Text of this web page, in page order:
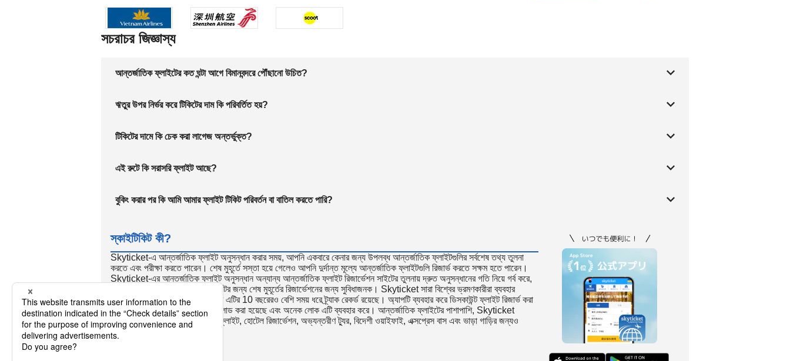
সচরাচর জিজ্ঞাস্য
আন্তর্জাতিক ফ্লাইটের কত ঘন্টা আগে বিমানবন্দরে পৌঁছানো উচিত?
ঋতুর উপর নির্ভর করে টিকিটের দাম কি পরিবর্তিত হয়?
টিকিটের দামে কি চেক করা লাগেজ অন্তর্ভুক্ত?
এই রুটে কি সরাসরি ফ্লাইট আছে?
বুকিং করার পর কি আমি আমার ফ্লাইট টিকিট পরিবর্তন বা বাতিল করতে পারি?
স্কাইটিকিট কী?
Skyticket-এ আন্তর্জাতিক ফ্লাইট অনুসন্ধান করার সময়, আপনি একবারে কেনার জন্য উপলব্ধ আন্তর্জাতিক ফ্লাইটগুলির সর্বশেষ তথ্য তুলনা
করতে এবং পরীক্ষা করতে পারেন। শেষ মুহূর্তে সস্তা হয়ে গেলেও আপনি দুর্দান্ত মূল্যে আন্তর্জাতিক ফ্লাইটগুলি রিজার্ভ করতে সক্ষম হতে পারেন।
Skyticket-এর আন্তর্জাতিক ফ্লাইট অনুসন্ধান অন্যান্য আন্তর্জাতিক ফ্লাইট রিজার্ভেশন সাইটের তুলনায় দ্রুত অনুসন্ধানের গতি নিয়ে গর্ব করে,
তাই Skyticket আন্তর্জাতিক ফ্লাইটের জন্য শেষ মুহূর্তের রিজার্ভেশনের জন্য সুবিধাজনক। Skyticket সারা বিশ্বের ভ্রমণকারীরা ব্যবহার
করেন। ডিসকাউন্ট ফ্লাইট সাইট হিসাবে এটির 10 বছরেরও বেশি সময় ধরে ট্র্যাক রেকর্ড রয়েছে। অ্যাপটি ব্যবহার করে ডিসকাউন্ট ফ্লাইট রিজার্ভ করা
সুবিধাজনক, যা 23 মিলিয়ন বার ডাউনলোড করা হয়েছে এবং অনেক লোক এটি ব্যবহার করে। আন্তর্জাতিক ফ্লাইটের পাশাপাশি, Skyticket
অভ্যন্তরীণ একমুখী এবং রাউন্ড-ট্রিপ ফ্লাইট, হোটেল রিজার্ভেশন, অভ্যন্তরীণ ট্যুর, বিদেশী ওয়াইফাই, এক্সপ্রেস বাস এবং ভাড়া গাড়ির জন্যও
রিজার্ভেশন গ্রহণ করে।